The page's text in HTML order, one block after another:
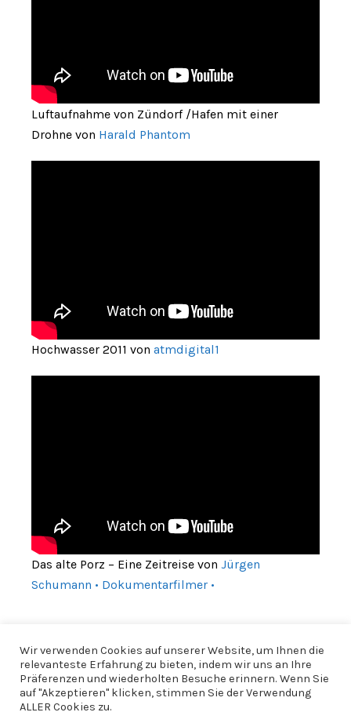
Luftaufnahme von Zündorf /Hafen mit einer
Drohne von Harald Phantom
Hochwasser 2011 von atmdigital1
Das alte Porz – Eine Zeitreise von Jürgen
Schumann • Dokumentarfilmer •
Wir verwenden Cookies auf unserer Website, um Ihnen die
relevanteste Erfahrung zu bieten, indem wir uns an Ihre
Präferenzen und wiederholten Besuche erinnern. Wenn Sie
auf "Akzeptieren" klicken, stimmen Sie der Verwendung
ALLER Cookies zu.